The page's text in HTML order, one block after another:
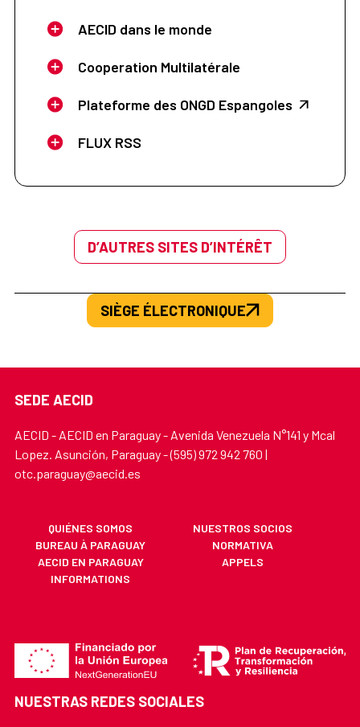
AECID dans le monde
Cooperation Multilatérale
Plateforme des ONGD Espangoles
FLUX RSS
D’AUTRES SITES D’INTÉRÊT
SIÈGE ÉLECTRONIQUE
SEDE AECID
AECID - AECID en Paraguay - Avenida Venezuela N°141 y Mcal
Lopez. Asunción, Paraguay - (595) 972 942 760 |
otc.paraguay@aecid.es
QUIÉNES SOMOS
NUESTROS SOCIOS
BUREAU À PARAGUAY
NORMATIVA
AECID EN PARAGUAY
APPELS
INFORMATIONS
NUESTRAS REDES SOCIALES